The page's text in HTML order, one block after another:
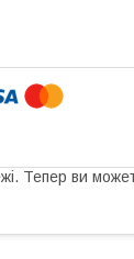
Тепер ви